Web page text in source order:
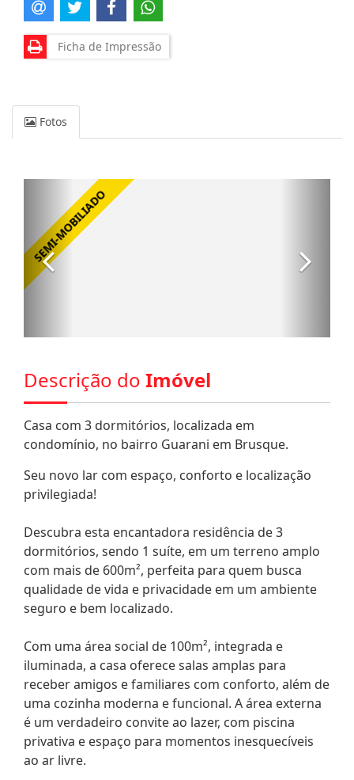
Ficha de Impressão
Fotos
Descrição do Imóvel
Casa com 3 dormitórios, localizada em
condomínio, no bairro Guarani em Brusque.
Seu novo lar com espaço, conforto e localização
privilegiada!
Descubra esta encantadora residência de 3
dormitórios, sendo 1 suíte, em um terreno amplo
com mais de 600m², perfeita para quem busca
qualidade de vida e privacidade em um ambiente
seguro e bem localizado.
Com uma área social de 100m², integrada e
iluminada, a casa oferece salas amplas para
receber amigos e familiares com conforto, além de
uma cozinha moderna e funcional. A área externa
é um verdadeiro convite ao lazer, com piscina
privativa e espaço para momentos inesquecíveis
ao ar livre.